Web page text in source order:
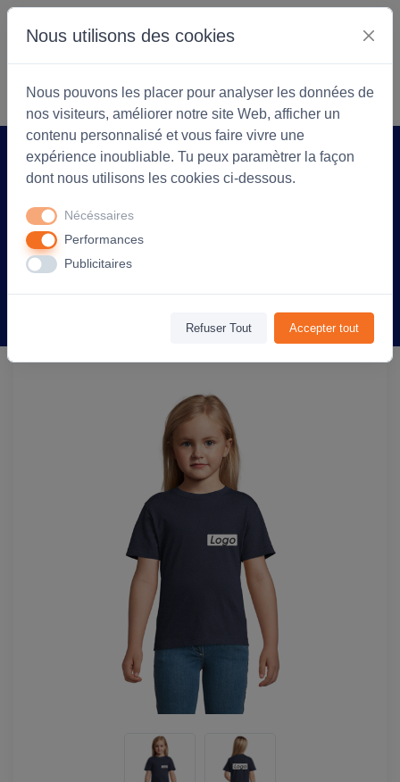
S'identifier Commencer
Accueil Coopérarock Produit
150g Regent - personnalisé cœur et dos
- French Marine
Nous utilisons des cookies
Nous pouvons les placer pour analyser les données de
nos visiteurs, améliorer notre site Web, afficher un
contenu personnalisé et vous faire vivre une
expérience inoubliable. Tu peux paramètrer la façon
dont nous utilisons les cookies ci-dessous.
Nécéssaires
Performances
Publicitaires
Refuser Tout Accepter tout